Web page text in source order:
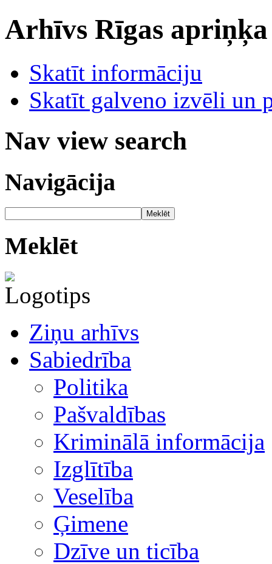
Arhīvs Rīgas
Skatīt informāciju
Skatīt galveno izvēli un
Nav view search
Navigācija
Meklēt
Meklēt
Ziņu arhīvs
Sabiedrība
Politika
Pašvaldības
Kriminālā informācija
Izglītība
Veselība
Ģimene
Dzīve un ticība